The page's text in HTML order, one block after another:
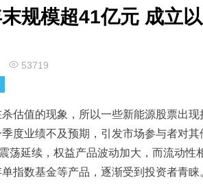
规模超41亿元 成立
53719
估值的现象，所以一些新能源股票出
度业绩不及预期，引发市场参与者对
荡延续，权益产品波动加大，而流动性
指数基金等产品，逐渐受到投资者青睐